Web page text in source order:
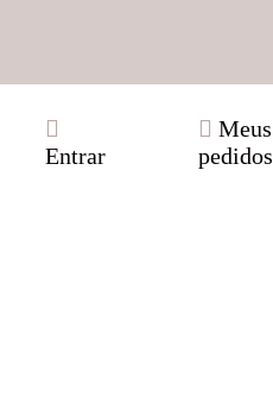
Entrar
Meus
pedidos